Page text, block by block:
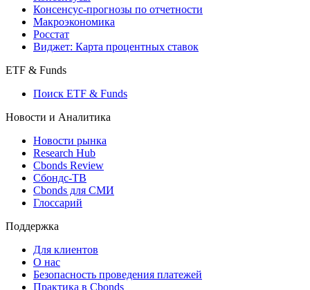
Поиск индексов
Страницы стран
Создать индекс
Консенсусы
Консенсус-прогнозы по отчетности
Макроэкономика
Виджет: Карта процентных ставок
ETF & Funds
Поиск ETF & Funds
Новости и Аналитика
Новости рынка
Research Hub
Cbonds Review
Сбондс-ТВ
Глоссарий
Поддержка